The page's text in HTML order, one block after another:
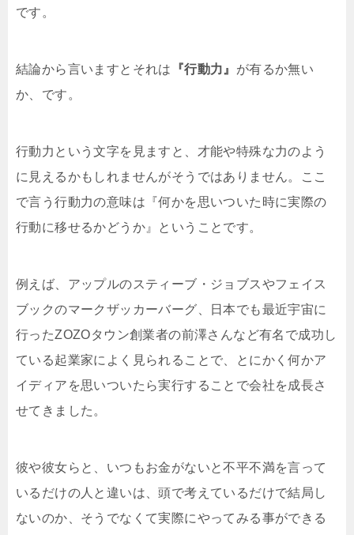
です。
結論から言いますとそれは 『行動力』 が有るか無い
か、です。
行動力という文字を見ますと、才能や特殊な力のよう
に見えるかもしれませんがそうではありません。ここ
で言う行動力の意味は『何かを思いついた時に実際の
行動に移せるかどうか』ということです。
例えば、アップルのスティーブ・ジョブスやフェイス
ブックのマークザッカーバーグ、日本でも最近宇宙に
行ったZOZOタウン創業者の前澤さんなど有名で成功し
ている起業家によく見られることで、とにかく何かア
イディアを思いついたら実行することで会社を成長さ
せてきました。
彼や彼女らと、いつもお金がないと不平不満を言って
いるだけの人と違いは、頭で考えているだけで結局し
ないのか、そうでなくて実際にやってみる事ができる